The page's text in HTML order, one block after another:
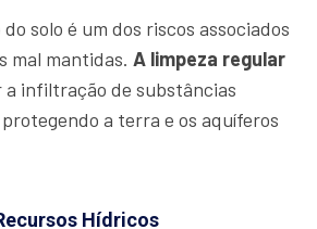
solo é um dos riscos associados
mal mantidas. A limpeza regular
a infiltração de substâncias
a terra e os aquíferos
Hídricos